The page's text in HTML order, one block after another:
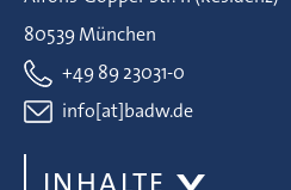
80539 München
+49 89 23031-0
info[at]badw.de